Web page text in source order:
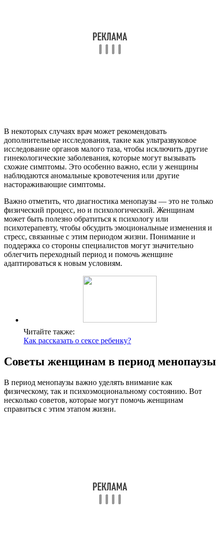
В некоторых случаях врач может рекомендовать
дополнительные исследования, такие как ультразвуковое
исследование органов малого таза, чтобы исключить другие
гинекологические заболевания, которые могут вызывать
схожие симптомы. Это особенно важно, если у женщины
наблюдаются аномальные кровотечения или другие
настораживающие симптомы.
Важно отметить, что диагностика менопаузы — это не только
физический процесс, но и психологический. Женщинам
может быть полезно обратиться к психологу или
психотерапевту, чтобы обсудить эмоциональные изменения и
стресс, связанные с этим периодом жизни. Понимание и
поддержка со стороны специалистов могут значительно
облегчить переходный период и помочь женщине
адаптироваться к новым условиям.
Читайте также:
Как рассказать о сексе ребенку?
Советы женщинам в период менопаузы
В период менопаузы важно уделять внимание как
физическому, так и психоэмоциональному состоянию. Вот
несколько советов, которые могут помочь женщинам
справиться с этим этапом жизни.